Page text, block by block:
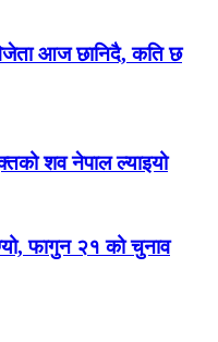
आज छानिदै, कति छ
शव नेपाल ल्याइयो
फागुन २१ को चुनाव